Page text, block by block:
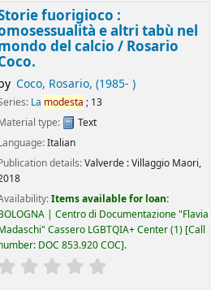
fuorigioco :
e altri tabù nel
del calcio / Rosario
Coco, Rosario, (1985- )
La modesta ; 13
type:
Text
Italian
details:Valverde :Villaggio Maori,
Items available for loan:
| Centro di Documentazione "Flavia
Cassero LGBTQIA+ Center(1) Call
DOC 853.920 COC .
rating